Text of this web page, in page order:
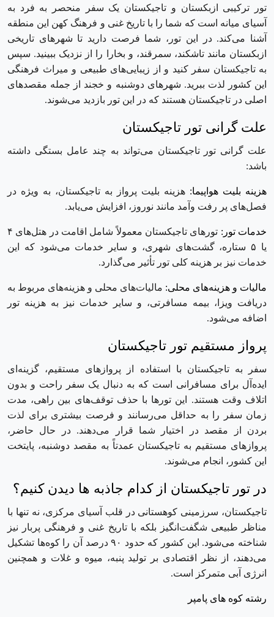
تور ترکیبی ازبکستان و تاجیکستان یک سفر منحصر به فرد به
آسیای میانه است که شما را با تاریخ غنی و فرهنگ کهن این منطقه
آشنا می‌کند. در این تور، شما فرصت دارید تا شهرهای تاریخی
ازبکستان مانند تاشکند، سمرقند، و بخارا را از نزدیک ببینید. سپس
به تاجیکستان سفر کنید و از زیبایی‌های طبیعی و میراث فرهنگی
این کشور لذت ببرید. شهرهای دوشنبه و خجند از جمله مقصدهای
اصلی در تاجیکستان هستند که در این تور بازدید می‌شوند.
علت گرانی تور تاجیکستان
علت گرانی تور تاجیکستان می‌تواند به چند عامل بستگی داشته
باشد:
هزینه بلیت هواپیما: هزینه بلیت پرواز به تاجیکستان، به ویژه در
فصل‌های پر رفت ‌وآمد مانند نوروز، افزایش می‌یابد.
خدمات تور:
تورهای تاجیکستان معمولاً شامل اقامت در هتل‌های ۴
یا ۵ ستاره، گشت‌های شهری، و سایر خدمات می‌شود که این
خدمات نیز بر هزینه کلی تور تأثیر می‌گذارد.
مالیات و هزینه‌های محلی: مالیات‌های محلی و هزینه‌های مربوط به
دریافت ویزا، بیمه مسافرتی، و سایر خدمات نیز به هزینه تور
اضافه می‌شود.
پرواز مستقیم تور تاجیکستان
سفر به تاجیکستان با استفاده از پروازهای مستقیم، گزینه‌ای
ایده‌آل برای مسافرانی است که به دنبال یک سفر راحت و بدون
اتلاف وقت هستند. این تورها با حذف توقف‌های بین ‌راهی، مدت
زمان سفر را به حداقل می‌رسانند و فرصت بیشتری برای لذت
بردن از مقصد در اختیار شما قرار می‌دهند. در حال حاضر،
پروازهای مستقیم به تاجیکستان عمدتاً به مقصد دوشنبه، پایتخت
این کشور، انجام می‌شوند.
در تور تاجیکستان از کدام جاذبه ها دیدن کنیم؟
تاجیکستان، سرزمینی کوهستانی در قلب آسیای مرکزی، نه تنها با
مناظر طبیعی شگفت‌انگیز بلکه با تاریخ غنی و فرهنگی پربار نیز
شناخته می‌شود. این کشور که حدود ۹۰ درصد آن را کوه‌ها تشکیل
می‌دهند، از نظر اقتصادی بر تولید پنبه، میوه و غلات و همچنین
انرژی آبی متمرکز است.
رشته کوه های پامپر